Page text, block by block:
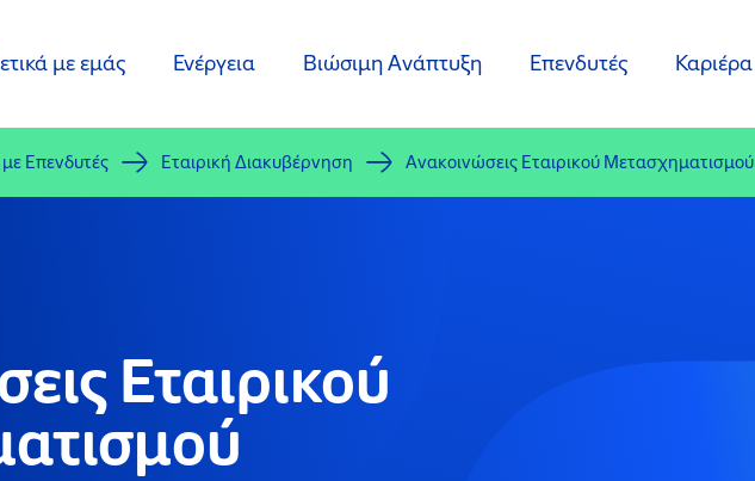
με εμάς Ενέργεια Βιώσιμη Ανάπτυξη Επενδυτές Καριέρα
με Επενδυτές Εταιρική Διακυβέρνηση Ανακοινώσεις Εταιρικού Μετασχηματισμού
Εταιρικού